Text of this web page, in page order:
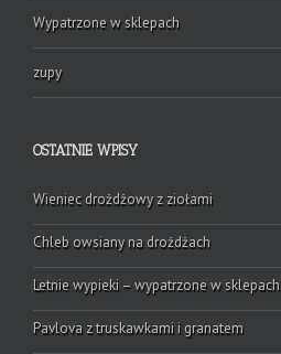
Wypatrzone w sklepach
zupy
OSTATNIE WPISY
Wieniec drożdżowy z ziołami
Chleb owsiany na drożdżach
Letnie wypieki – wypatrzone w sklepach
Pavlova z truskawkami i granatem